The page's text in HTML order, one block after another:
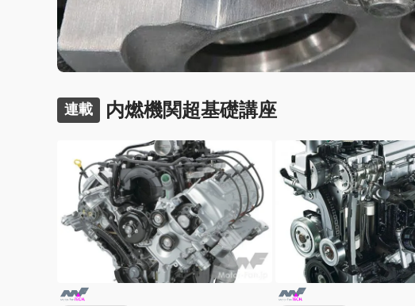
連載 内燃機関超基礎講座